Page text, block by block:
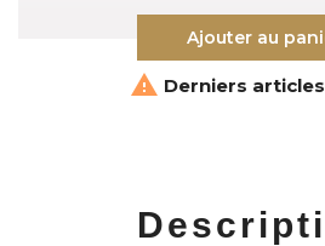
Ajouter au
 Derniers